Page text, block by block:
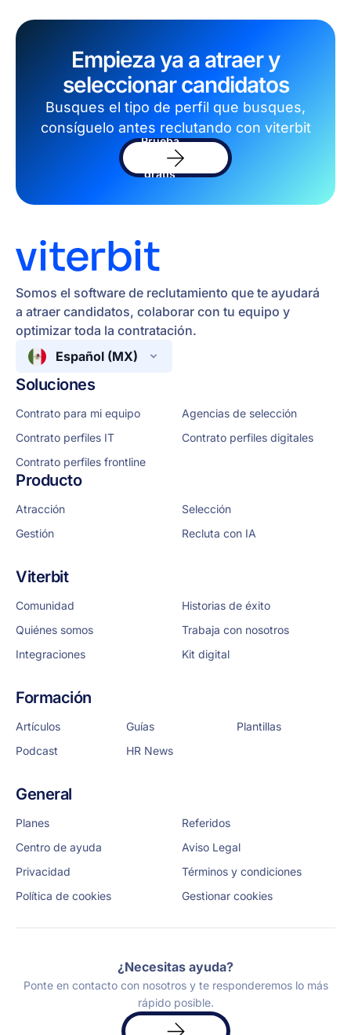
Empieza ya a atraer y
seleccionar candidatos
Busques el tipo de perfil que busques,
consíguelo antes reclutando con viterbit
Prueba
sofware
gratis
Somos el software de reclutamiento que te ayudará
a atraer candidatos, colaborar con tu equipo y
optimizar toda la contratación.
Español (MX)
Soluciones
Contrato para mi equipo
Agencias de selección
Contrato perfiles IT
Contrato perfiles digitales
Contrato perfiles frontline
Producto
Atracción
Selección
Gestión
Recluta con IA
Viterbit
Comunidad
Historias de éxito
Quiénes somos
Trabaja con nosotros
Integraciones
Kit digital
Formación
Artículos Guías
Plantillas
Podcast
HR News
General
Planes
Referidos
Centro de ayuda
Aviso Legal
Privacidad
Términos y condiciones
Política de cookies
Gestionar cookies
¿Necesitas ayuda?
Ponte en contacto con nosotros y te responderemos lo más
rápido posible.
Solicita
una